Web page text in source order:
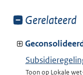
Toon
van:
Gerelateerd
Toon op Lokale